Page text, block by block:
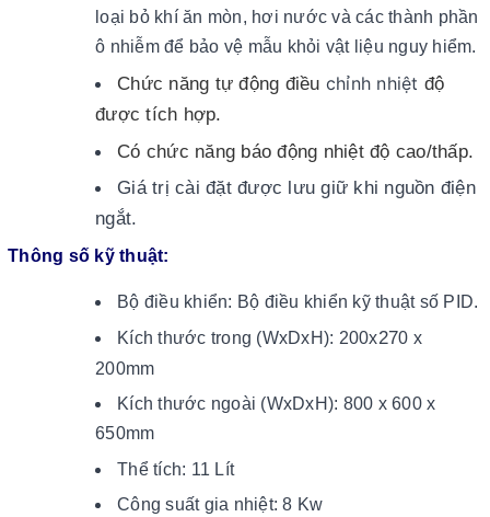
loại bỏ khí ăn mòn, hơi nước và các thành phần
ô nhiễm để bảo vệ mẫu khỏi vật liệu nguy hiểm.
Chức năng tự động điều chỉnh nhiệt độ
được tích hợp.
Có chức năng báo động nhiệt độ cao/thấp.
Giá trị cài đặt được lưu giữ khi nguồn điện
ngắt.
Thông số kỹ thuật:
Bộ điều khiển: Bộ điều khiển kỹ thuật số PID.
Kích thước trong (WxDxH): 200x270 x
200mm
Kích thước ngoài (WxDxH): 800 x 600 x
650mm
Thể tích: 11 Lít
Công suất gia nhiệt: 8 Kw